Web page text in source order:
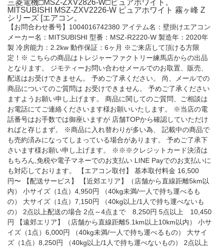
三菱電機□MSZ-ZXV2826-W□ピュアホワイト。
MITSUBISHI MSZ-ZXV2226-W ピュアホワイト 霧ヶ峰 Z
シリーズ [エアコン。
【お問合わせ番号】1004016742380 アイテム名：壁掛けエアコン
メーカー名：MITSUBISHI 型番：MSZ-R2220-W 製造年：2020年
製 冷房能力：2.2kw 動作保証：6ヶ月 ※ご来店して頂ける方限
定！※ こちらの商品はトレジャーファクトリー練馬店からの出品
となります。 ジモティーお問い合わせメールでのお取置、販売、
配送はお受けできません。 予めご了承ください。 尚、メールでの
商品についてのご質問は お受けできません。 予めご了承ください
ますようお願い申し上げます。 商品に関してのご質問、ご相談は
お電話にてご連絡くださいます様お願いいたします。 ※当店の電
話番号はお手数では御座いますが 店舗TOPから確認していただけ
ればと存じまず。 ※商品に入れ替わりが多い為、 記載中の商品で
も売約済みになってしまっている場合があります。 予めご了承下
さいます様お願い申し上げます。 ※※※クレジットカード決済は
もちろん,免税や電子マネーでのお支払い LINE Payでのお支払いに
も対応しております。 【エアコン取付】 基本取付料金 16,500
円〜 【配送サービス】 【近郊エリア】（店舗から直線距離5km以
内） 小サイズ（1点）4,950円 （40kg未満/一人で持ち運べるも
の） 大サイズ（1点）7,150円 （40kg以上/1人で持ち運べないも
の） 2点以上配送の場合 2点～4点まで 8,250円 5点以上 10,450
円 【遠郊エリア】（店舗から直線距離5.1km以上10km以内） 小サ
イズ（1点）6,000円 （40kg未満/一人で持ち運べるもの） 大サイ
ズ（1点）8,250円 （40kg以上/1人で持ち運べないもの） 2点以上